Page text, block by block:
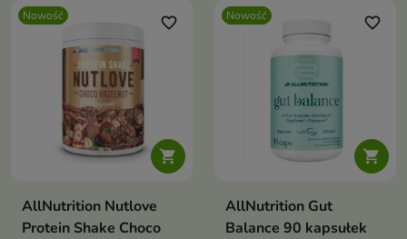
Nowość

favorite_border
AllNutrition Nutlove
Protein Shake Choco
Nowość

favorite_border
AllNutrition Gut
Balance 90 kapsułek